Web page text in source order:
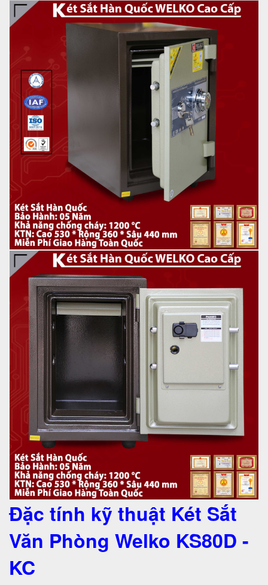
Đặc tính kỹ thuật Két Sắt
Văn Phòng Welko KS80D -
KC